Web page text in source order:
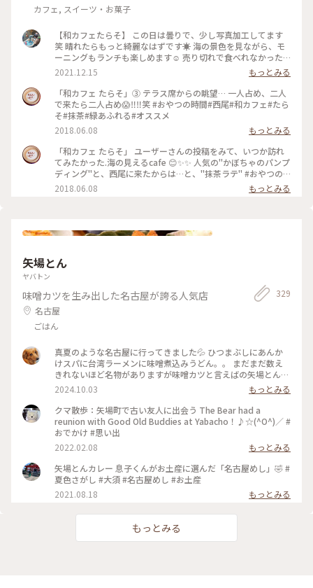
カフェ, スイーツ・お菓子
【和カフェたらそ】 この日は曇りで、少し写真加工してます
笑 晴れたらもっと綺麗なはずです☀️ 海の景色を見ながら、モ
ーニングもランチも楽しめます☺️ 売り切れで食べれなかった
のですが、カレーが大人気だそうです🍛 #愛知カフェ #西尾
市カフェ #和カフェたらそ #トースト ＃海
2021.12.15
もっとみる
「和カフェ たらそ」③ テラス席からの眺望… 一人占め、二人
で来たら二人占め😱‼️‼️笑 #おやつの時間#西尾#和カフェ#たら
そ#抹茶#緑あふれる#オススメ
2018.06.08
もっとみる
「和カフェ たらそ」 ユーザーさんの投稿をみて、いつか訪れ
てみたかった.海の見えるcafe 😊✨✨ 人気の"かぼちゃのパンプ
ディング"と、西尾に来たからは…と、"抹茶ラテ" #おやつの
時間#西尾#和カフェ#たらそ#抹茶#緑あふれる#オススメ
2018.06.08 もっとみる
矢場とん
ヤバトン
味噌カツを生み出した名古屋が誇る人気店
名古屋
ごはん
329
真夏のような名古屋に行ってきました💦 ひつまぶしにあんか
けスパに台湾ラーメンに味噌煮込みうどん。。 まだまだ数え
きれないほど名物がありますが味噌カツと言えばの矢場とん
🐷 初めて伺いました♪ お店の中も豚さん尽くし😆 で、味噌
カツは？？💦 ミックスフライですねぇ🤣 サクサクで熱々で
美味しかったぁ💕 味噌ダレも付いてきましたが私はやっぱり
ソース派です🙏 向かいで友達はとても美味しそうに味噌カツ
頬張ってました🐷 良かった 良かった♪ #名物 #ランチ
2024.10.03
もっとみる
クマ散歩：矢場町で古い友人に出会う The Bear had a
reunion with Good Old Buddies at Yabacho！♪☆(^O^)／ #
おでかけ #思い出
2022.02.08
もっとみる
矢場とんカレー 息子くんがお土産に選んだ「名古屋めし」🤣 #
夏色さがし #大須 #名古屋めし #お土産
2021.08.18
もっとみる
もっとみる